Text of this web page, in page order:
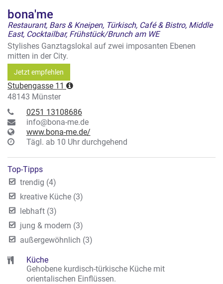
bona'me
Restaurant, Bars & Kneipen, Türkisch, Café & Bistro, Middle
East, Cocktailbar, Frühstück/Brunch am WE
Stylishes Ganztagslokal auf zwei imposanten Ebenen
mitten in der City.
Jetzt empfehlen
Stubengasse 11
48143 Münster
0251 13108686
info@bona-me.de
www.bona-me.de/
Tägl. ab 10 Uhr durchgehend
Top-Tipps
trendig (4)
kreative Küche (3)
lebhaft (3)
jung & modern (3)
außergewöhnlich (3)
Küche
Gehobene kurdisch-türkische Küche mit
orientalischen Einflüssen.